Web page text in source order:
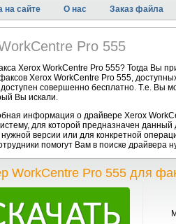
на сайте О нас Заказ файла
Pro 555
Xerox WorkCentre Pro 555? Тогда Вы
Xerox WorkCentre Pro 555,
совершенно бесплатно. Т.е. Вы
Вы искали.
информация о драйвере Xerox
для которой предназначен
версии или для конкретной
помогут Вам в поиске
WorkCentre Pro 555 для